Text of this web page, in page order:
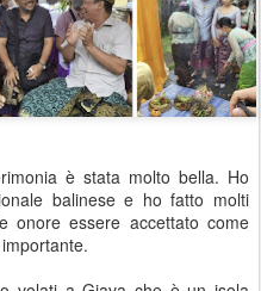
è stata molto bella. Ho
balinese e ho fatto molti
onore essere accettato come